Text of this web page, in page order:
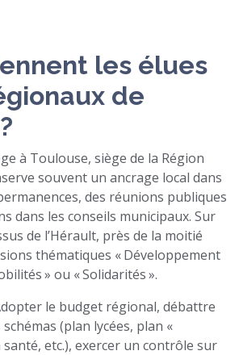
les élues
de
à Toulouse, siège de la Région
souvent un ancrage local dans
des réunions publiques
dans les conseils municipaux. Sur
de l’Hérault, près de la moitié
thématiques « Développement
» ou « Solidarités ».
le budget régional, débattre
(plan lycées, plan «
etc.), exercer un contrôle sur